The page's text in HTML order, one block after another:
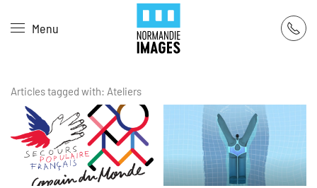
Skip to main content
Menu
Articles tagged with: Ateliers
Panneau de gestion des cookies